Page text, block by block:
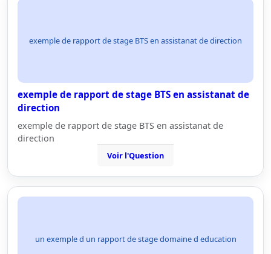
exemple de rapport de stage BTS en assistanat de direction
exemple de rapport de stage BTS en assistanat de
direction
exemple de rapport de stage BTS en assistanat de
direction
Voir l'Question
un exemple d un rapport de stage domaine d education